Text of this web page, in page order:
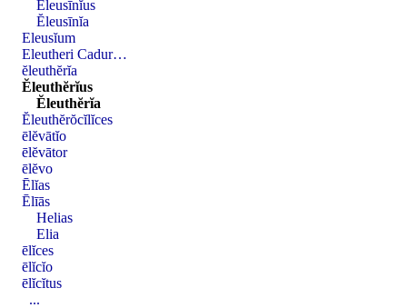
Ĕleusīnĭus
Ĕleusīnĭa
Eleusĭum
Eleutheri Cadur…
ĕleuthĕrĭa
Ĕleuthĕrĭus
Ĕleuthĕrĭa
Ĕleuthĕrŏcĭlĭces
ēlĕvātĭo
ēlĕvātor
ēlĕvo
Ēlĭas
Ēlīās
Helias
Elia
ēlĭces
ēlĭcĭo
ēlĭcĭtus
...